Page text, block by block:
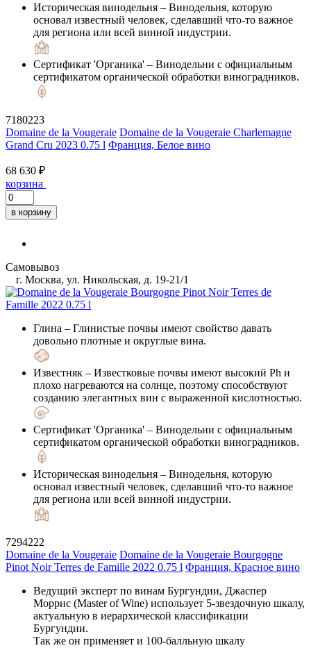
Историческая винодельня – Винодельня, которую
основал известный человек, сделавший что-то важное
для региона или всей винной индустрии.
Сертификат 'Органика' – Винодельни с официальным
сертификатом органической обработки виноградников.
7180223
Domaine de la Vougeraie Domaine de la Vougeraie Charlemagne
Grand Cru 2023 0.75 l Франция, Белое вино
68 630 ₽
корзина
в корзину
Самовывоз
г. Москва, ул. Никольская, д. 19-21/1
Глина – Глинистые почвы имеют свойство давать
довольно плотные и округлые вина.
Известняк – Известковые почвы имеют высокий Ph и
плохо нагреваются на солнце, поэтому способствуют
созданию элегантных вин с выраженной кислотностью.
Сертификат 'Органика' – Винодельни с официальным
сертификатом органической обработки виноградников.
Историческая винодельня – Винодельня, которую
основал известный человек, сделавший что-то важное
для региона или всей винной индустрии.
7294222
Domaine de la Vougeraie Domaine de la Vougeraie Bourgogne
Pinot Noir Terres de Famille 2022 0.75 l Франция, Красное вино
Ведущий эксперт по винам Бургундии, Джаспер
Моррис (Master of Wine) использует 5-звездочную шкалу,
актуальную в иерархической классификации
Бургундии.
Так же он применяет и 100-балльную шкалу